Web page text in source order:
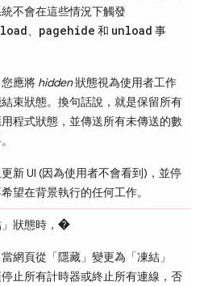
不會在這些情況下觸發
、 pagehide 和 unload 事
應將 hidden狀態視為使用者工作
束狀態。換句話說，就是保留所有
程式狀態，並傳送所有未傳送的數
新 UI (因為使用者不會看到)，並停
望在背景執行的任何工作。
狀態時， �
網頁從「隱藏」 變更為「凍結」
止所有計時器或終止所有連線，否